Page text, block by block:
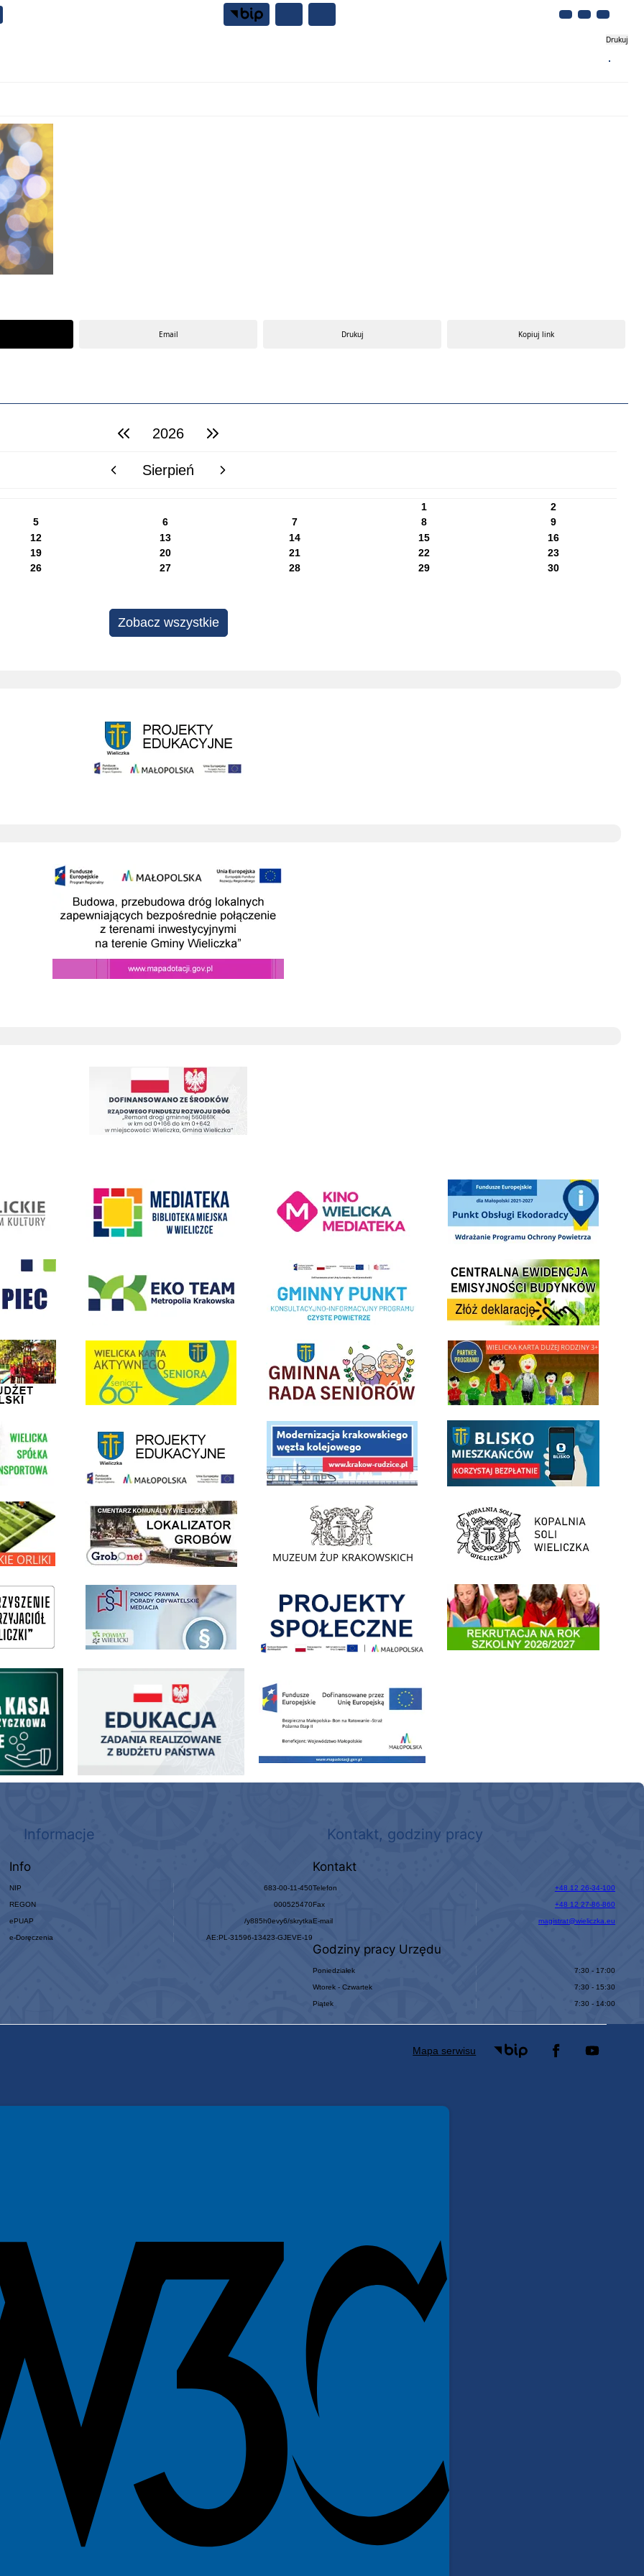
Drukuj
Email Drukuj Kopiuj link
poprzedni rok2026 następny rok
poprzedni miesiącSierpień następny miesiąc
1
2
5 6 7 8
9
12 13 14 15
16
19 20 21 22
23
26 27 28 29
30
Zobacz wszystkie
Budowa przebudowa drog prowadzacych do SAG w wieliczce
Remont drogi gminnej 560861K ul. Juliusza Słowackiego w Wieliczce
Punkt Obsługi Ekodoradcy Wieliczka
Wieliczka Realizacja Programu Czyste Powietrze w Gminie WieliczkaCentrala Ewidencja Emisyjności Budynków - złóż
Obywatelski link do strony Wielicka Karta Aktywnego Seniora link do strony Gminnej Rady Seniorow - Wieliczka link do strony - Wielicka Karta Dużej Rodziny
Transportowej link do strony - projekty edukacyjne dofinansowane z Europejskiego Funduszu Społecznego
link do opisu projektu budowy linii kolejowej Krakow Rudzicelink do opisu aplikacji - BLISKO, Gmina Wieliczka w
Orliki link do lokalizatora grobów na wielickim cmentarzu - grobnetlink do strony - Muzeum Żup Krakowskich Wieliczka link do strony Kopalni Soli Wieliczka
pomoc prawna wieliczka Informacja o terminach rekrutacji na rok szkolny 2026/
- Pożyczkowa
Zakup fabrycznie nowego, średniego samochodu ratowniczo-gaśniczego z napędem 4x4 dla OSP Kokotów
Informacje
Info
NIP 683-00-11-450
REGON 000525470
ePUAP /y885h0evy6/skrytka
e-Doręczenia AE:PL-31596-13423-GJEVE-19
Kontakt, godziny pracy
Kontakt
Telefon +48 12 26-34-100
Fax +48 12 27-86-860
E-mail magistrat@wieliczka.eu
Godziny pracy Urzędu
Poniedziałek 7:30 - 17:00
Wtorek - Czwartek 7:30 - 15:30
Piątek 7:30 - 14:00
Mapa serwisu